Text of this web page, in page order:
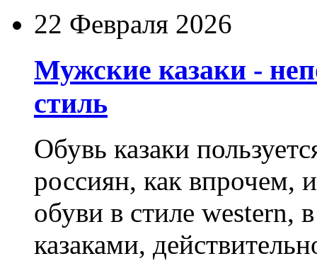
22 Февраля 2026
Мужские казаки -
стиль
Обувь казаки
россиян, как впрочем,
обуви в стиле western,
казаками,